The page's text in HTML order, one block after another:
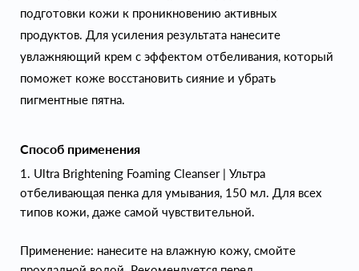
подготовки кожи к проникновению активных
продуктов. Для усиления результата нанесите
увлажняющий крем с эффектом отбеливания, который
поможет коже восстановить сияние и убрать
пигментные пятна.
Способ применения
1. Ultra Brightening Foaming Cleanser | Ультра
отбеливающая пенка для умывания, 150 мл. Для всех
типов кожи, даже самой чувствительной.
Применение: нанесите на влажную кожу, смойте